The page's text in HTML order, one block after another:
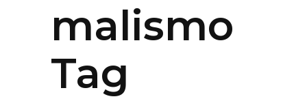
malismo
Tag